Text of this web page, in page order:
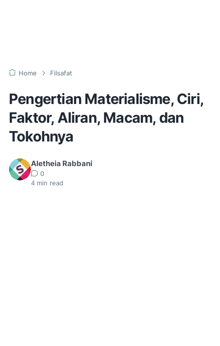
Home Filsafat
Pengertian Materialisme, Ciri,
Faktor, Aliran, Macam, dan
Tokohnya
Aletheia Rabbani
0
4 min read